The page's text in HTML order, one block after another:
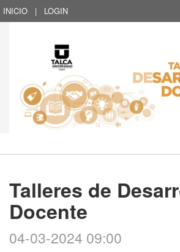
INICIO | LOGIN
Talleres de
Docente
04-03-2024 09:00